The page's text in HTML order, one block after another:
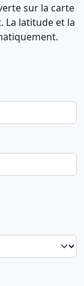
sur la carte
La latitude et la